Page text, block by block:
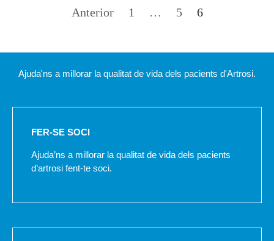
Anterior 1 … 5 6
Ajuda'ns a millorar la qualitat de vida dels pacients d'Artrosi.
FER-SE SOCI
Ajuda’ns a millorar la qualitat de vida dels pacients
d’artrosi fent-te soci.